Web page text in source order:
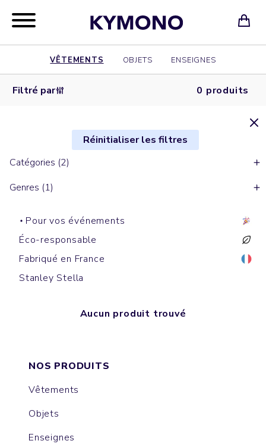
VÊTEMENTS OBJETS ENSEIGNES
Filtré par 0 produits
Réinitialiser les filtres
Catégories (2)
Genres (1)
Pour vos événements
Éco-responsable
Fabriqué en France
Stanley Stella
Aucun produit trouvé
NOS PRODUITS
Vêtements
Objets
Enseignes